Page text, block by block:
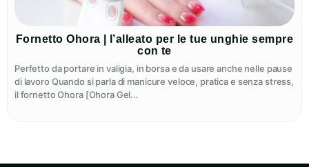
Fornetto Ohora | l’alleato per le tue unghie sempre
con te
Perfetto da portare in valigia, in borsa e da usare anche nelle pause
di lavoro Quando si parla di manicure veloce, pratica e senza stress,
il fornetto Ohora [Ohora Gel...